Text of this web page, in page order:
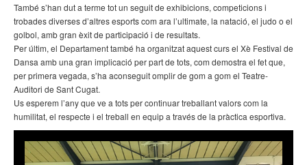
També s’han dut a terme tot un seguit de exhibicions, competicions i
trobades diverses d’altres esports com ara l’ultimate, la natació, el judo o el
golbol, amb gran èxit de participació i de resultats.
Per últim, el Departament també ha organitzat aquest curs el Xè Festival de
Dansa amb una gran implicació per part de tots, com demostra el fet que,
per primera vegada, s’ha aconseguit omplir de gom a gom el Teatre-
Auditori de Sant Cugat.
Us esperem l’any que ve a tots per continuar treballant valors com la
humilitat, el respecte i el treball en equip a través de la pràctica esportiva.